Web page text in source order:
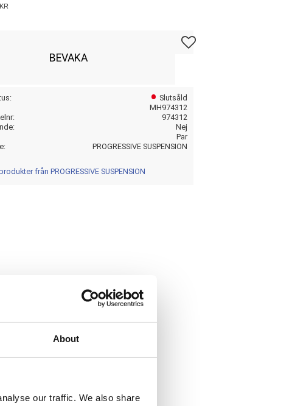
About
our traffic. We also share
KR
Lägg till i favoriter
BEVAKA
Slutsåld
MH974312
974312
Nej
Par
PROGRESSIVE SUSPENSION
från PROGRESSIVE SUSPENSION
Dela med dig
c